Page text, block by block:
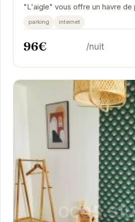
"L'aigle" vous offre un havre de
journée d'exploration. Cet
parking internet
96€ /nuit